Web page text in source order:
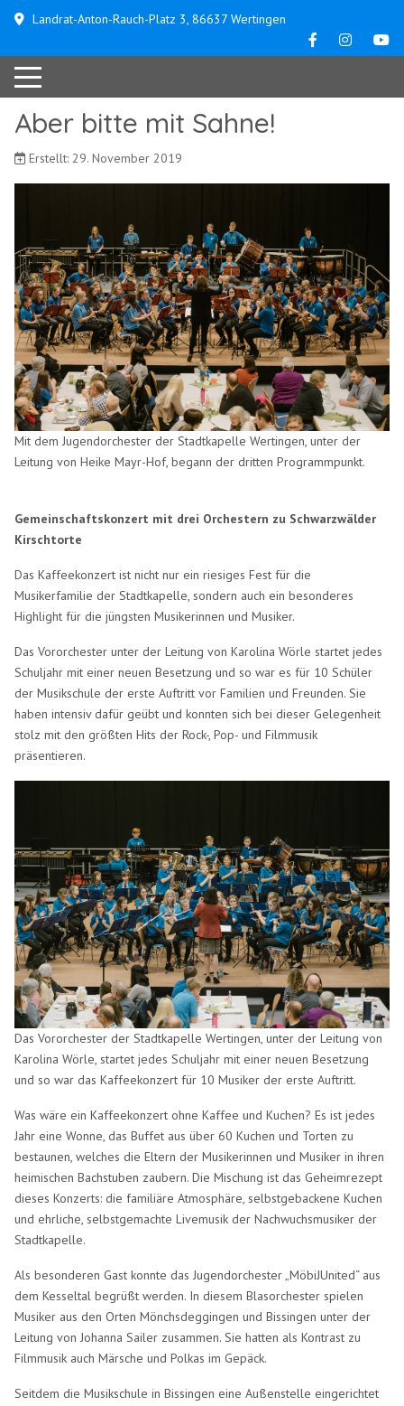
Landrat-Anton-Rauch-Platz 3, 86637 Wertingen
Aber bitte mit Sahne!
Erstellt: 29. November 2019
Mit dem Jugendorchester der Stadtkapelle Wertingen, unter der
Leitung von Heike Mayr-Hof, begann der dritten Programmpunkt.
Gemeinschaftskonzert mit drei Orchestern zu Schwarzwälder
Kirschtorte
Das Kaffeekonzert ist nicht nur ein riesiges Fest für die
Musikerfamilie der Stadtkapelle, sondern auch ein besonderes
Highlight für die jüngsten Musikerinnen und Musiker.
Das Vororchester unter der Leitung von Karolina Wörle startet jedes
Schuljahr mit einer neuen Besetzung und so war es für 10 Schüler
der Musikschule der erste Auftritt vor Familien und Freunden. Sie
haben intensiv dafür geübt und konnten sich bei dieser Gelegenheit
stolz mit den größten Hits der Rock-, Pop- und Filmmusik
präsentieren.
Das Vororchester der Stadtkapelle Wertingen, unter der Leitung von
Karolina Wörle, startet jedes Schuljahr mit einer neuen Besetzung
und so war das Kaffeekonzert für 10 Musiker der erste Auftritt.
Was wäre ein Kaffeekonzert ohne Kaffee und Kuchen? Es ist jedes
Jahr eine Wonne, das Buffet aus über 60 Kuchen und Torten zu
bestaunen, welches die Eltern der Musikerinnen und Musiker in ihren
heimischen Bachstuben zaubern. Die Mischung ist das Geheimrezept
dieses Konzerts: die familiäre Atmosphäre, selbstgebackene Kuchen
und ehrliche, selbstgemachte Livemusik der Nachwuchsmusiker der
Stadtkapelle.
Als besonderen Gast konnte das Jugendorchester „MöbiJUnited“ aus
dem Kesseltal begrüßt werden. In diesem Blasorchester spielen
Musiker aus den Orten Mönchsdeggingen und Bissingen unter der
Leitung von Johanna Sailer zusammen. Sie hatten als Kontrast zu
Filmmusik auch Märsche und Polkas im Gepäck.
Seitdem die Musikschule in Bissingen eine Außenstelle eingerichtet